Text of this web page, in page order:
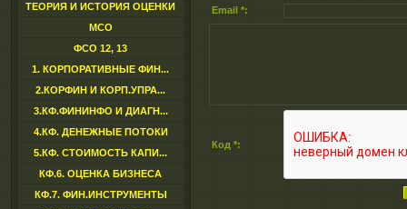
ТЕОРИЯ И ИСТОРИЯ ОЦЕНКИ
МСО
ФСО 12, 13
1. КОРПОРАТИВНЫЕ ФИН...
2.КОРФИН И КОРП.УПРА...
3.КФ.ФИНИНФО И ДИАГН...
4.КФ. ДЕНЕЖНЫЕ ПОТОКИ
5.КФ. СТОИМОСТЬ КАПИ...
КФ.6. ОЦЕНКА БИЗНЕСА
КФ.7. ФИН.ИНСТРУМЕНТЫ
Email *:
Код *: